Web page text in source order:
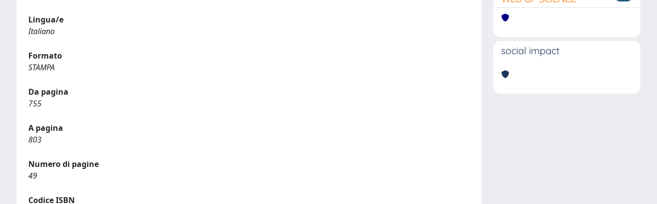
Lingua/e
Italiano
Formato
STAMPA
Da pagina
755
A pagina
803
Numero di pagine
49
Codice ISBN
social impact